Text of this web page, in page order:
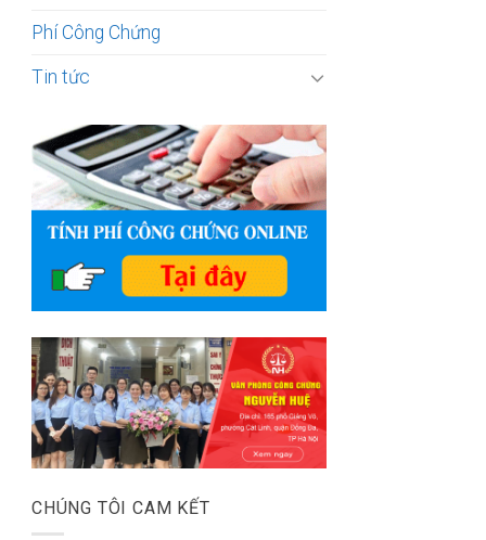
Phí Công Chứng
Tin tức
CHÚNG TÔI CAM KẾT